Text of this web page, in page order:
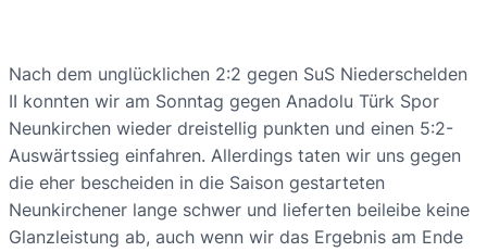
Nach dem unglücklichen 2:2 gegen SuS Niederschelden
II konnten wir am Sonntag gegen Anadolu Türk Spor
Neunkirchen wieder dreistellig punkten und einen 5:2-
Auswärtssieg einfahren. Allerdings taten wir uns gegen
die eher bescheiden in die Saison gestarteten
Neunkirchener lange schwer und lieferten beileibe keine
Glanzleistung ab, auch wenn wir das Ergebnis am Ende